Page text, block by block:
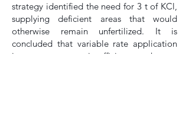
strategy identified the need for 3 t of KCl,
supplying deficient areas that would
otherwise remain unfertilized. It is
concluded that variable rate application
improves agronomic efficiency, enhances